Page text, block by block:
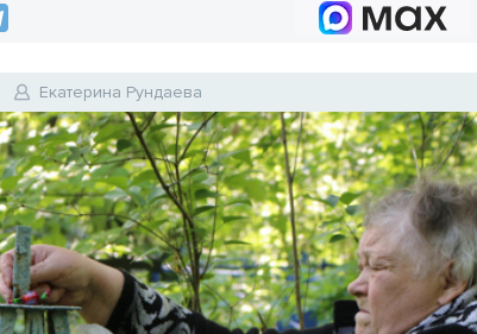
Екатерина Рундаева